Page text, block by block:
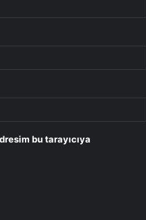
bu tarayıcıya